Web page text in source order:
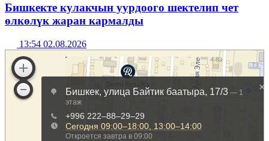
Бишкекте кулакчын уурдоого шектелип чет
өлкөлүк жаран кармалды
13:54 02.08.2026